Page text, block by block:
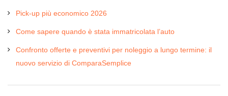
Pick-up più economico 2026
Come sapere quando è stata immatricolata l’auto
Confronto offerte e preventivi per noleggio a lungo termine: il
nuovo servizio di ComparaSemplice